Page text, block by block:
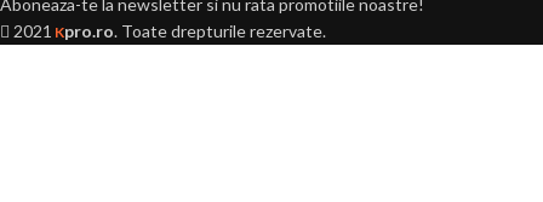
Aboneaza-te la newsletter si nu rata promotiile noastre!
2021 Kpro.ro. Toate drepturile rezervate.